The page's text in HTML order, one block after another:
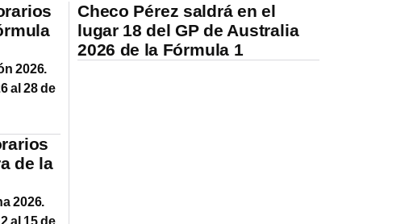
2026.
al 28 de
de la
2026.
al 15 de
Checo Pérez saldrá en el
lugar 18 del GP de Australia
2026 de la Fórmula 1